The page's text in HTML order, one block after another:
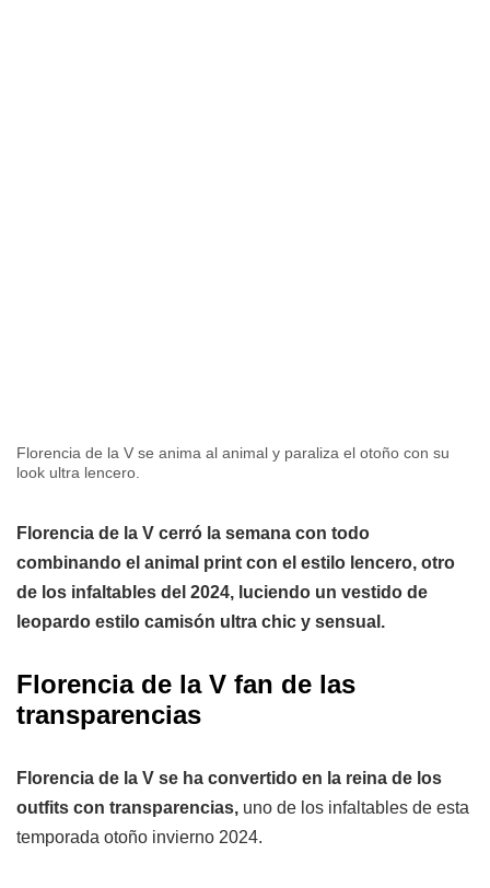
Florencia de la V se anima al animal y paraliza el otoño con su
look ultra lencero.
Florencia de la V cerró la semana con todo
combinando el animal print con el estilo lencero, otro
de los infaltables del 2024, luciendo un vestido de
leopardo estilo camisón ultra chic y sensual.
Florencia de la V fan de las
transparencias
Florencia de la V se ha convertido en la reina de los
outfits con transparencias, uno de los infaltables de esta
temporada otoño invierno 2024.